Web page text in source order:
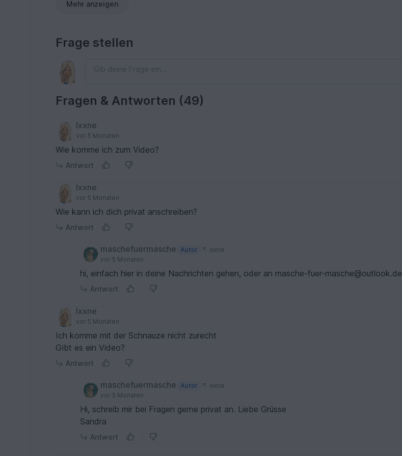
Mehr anzeigen
Frage stellen
Fragen & Antworten (49)
Ixxne
vor 5 Monaten
Wie komme ich zum Video?
Antwort
Ixxne
vor 5 Monaten
Wie kann ich dich privat anschreiben?
Antwort
maschefuermasche Autor
Ixxne
vor 5 Monaten
hi, einfach hier in deine Nachrichten gehen, oder an masche-fuer-masche@outlook.de
Antwort
Ixxne
vor 5 Monaten
Ich komme mit der Schnauze nicht zurecht
Gibt es ein Video?
Antwort
maschefuermasche Autor
Ixxne
vor 5 Monaten
Hi, schreib mir bei Fragen gerne privat an. Liebe Grüsse
Sandra
Antwort